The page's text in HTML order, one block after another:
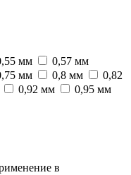
мм
0,57 мм
мм 0,8 мм
0,82
0,92 мм
0,95 мм
в